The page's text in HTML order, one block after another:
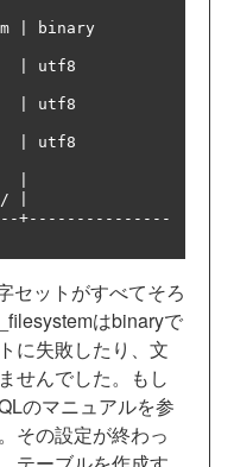
/
+---------------
セットがすべてそろ
はbinaryで
に失敗したり、文
せんでした。もし
のマニュアルを参
その設定が終わっ